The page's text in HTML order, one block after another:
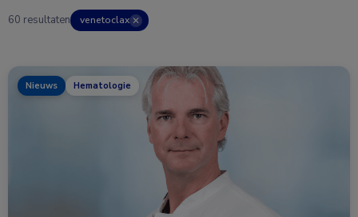
60 resultaten venetoclax ✕
Nieuws Hematologie